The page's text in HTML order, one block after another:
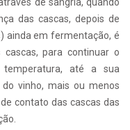
das cascas, depois de
ainda em fermentação, é
para continuar o
até a sua
vinho, mais ou menos
contato das cascas das